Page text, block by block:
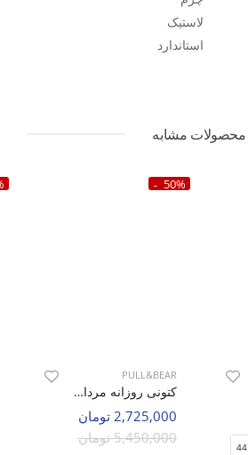
لاستیک
استاندارد
محصولات مشابه
44
50%
PULL&BEAR
کتونی روزانه مردانه پول اند بیر STWD M
2,725,000 تومان
5,450,000 تومان